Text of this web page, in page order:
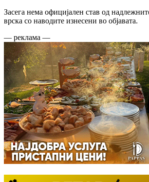
Засега нема официјален став од
врска со наводите изнесени во објавата.
— реклама —